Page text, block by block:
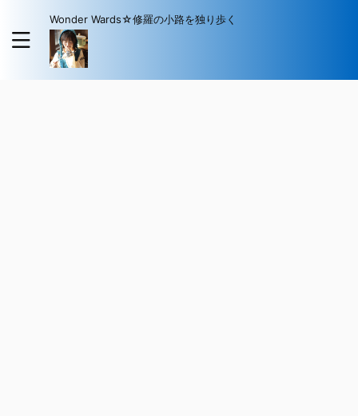
Wonder Wards☆修羅の小路を独り歩く